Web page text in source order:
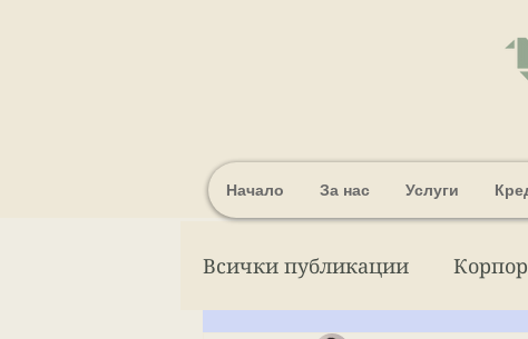
Начало За нас Услуги
Всички публикации